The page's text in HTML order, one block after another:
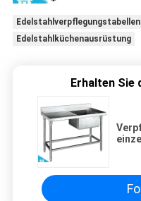
Edelstahlverpflegungstabellen
Edelstahlküchenausrüstung
Erhalten Sie